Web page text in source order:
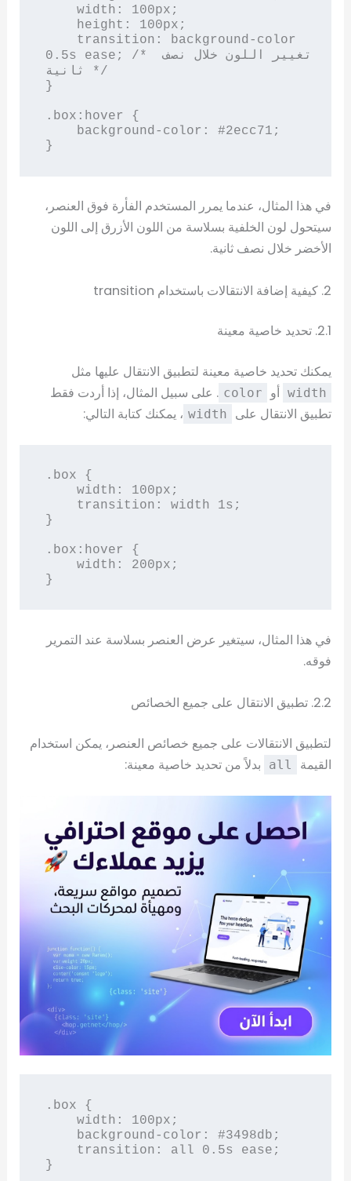
0.5s ease; /* تغيير اللون خلال نصف
ثانية */
}
.box:hover {
}
في هذا المثال، عندما يمرر المستخدم الفأرة فوق العنصر،
سيتحول لون الخلفية بسلاسة من اللون الأزرق إلى اللون
الأخضر خلال نصف ثانية.
2. كيفية إضافة الانتقالات باستخدام transition
2.1. تحديد خاصية معينة
يمكنك تحديد خاصية معينة لتطبيق الانتقال عليها مثل
width أو color . على سبيل المثال، إذا أردت فقط
تطبيق الانتقال على
width ، يمكنك كتابة التالي:
.box {
}
.box:hover {
}
في هذا المثال، سيتغير عرض العنصر بسلاسة عند التمرير
فوقه.
2.2. تطبيق الانتقال على جميع الخصائص
لتطبيق الانتقالات على جميع خصائص العنصر، يمكن استخدام
القيمة
all بدلاً من تحديد خاصية معينة:
.box {
}